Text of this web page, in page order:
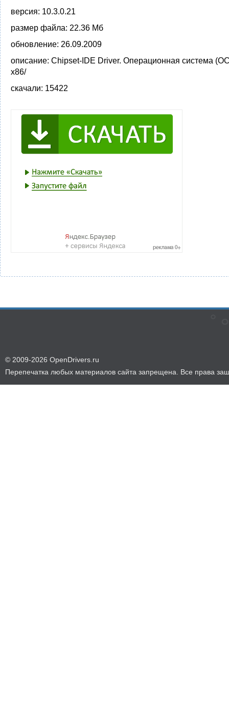
версия: 10.3.0.21
размер файла: 22.36 Мб
обновление: 26.09.2009
описание: Chipset-IDE Driver. Операционная система
x86/
скачали: 15422
© 2009-2026 OpenDrivers.ru
Перепечатка любых материалов сайта запрещена. Все права